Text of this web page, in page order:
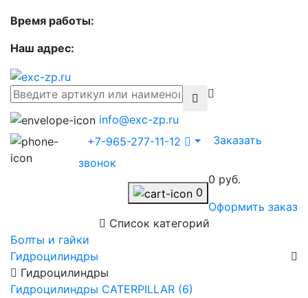
Время работы:
Наш адрес:
info@exc-zp.ru
+7-965-277-11-12
Заказать
звонок
0
0 руб.
Оформить заказ
Список категорий
Болты и гайки
Гидроцилиндры
Гидроцилиндры
Гидроцилиндры CATERPILLAR (6)